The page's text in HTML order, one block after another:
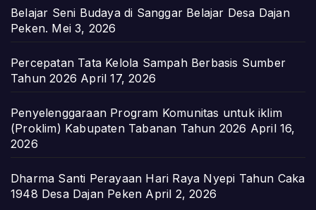
Belajar Seni Budaya di Sanggar Belajar Desa Dajan
Peken. Mei 3, 2026
Percepatan Tata Kelola Sampah Berbasis Sumber
Tahun 2026 April 17, 2026
Penyelenggaraan Program Komunitas untuk iklim
(Proklim) Kabupaten Tabanan Tahun 2026 April 16,
2026
Dharma Santi Perayaan Hari Raya Nyepi Tahun Caka
1948 Desa Dajan Peken April 2, 2026